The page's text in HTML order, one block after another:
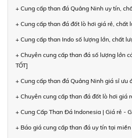
+ Cung cấp than đá Quảng Ninh uy tín,
+ Cung cấp than đá đốt lò hơi giá rẻ, chất
+ Cung cấp than Indo số lượng lớn, chất
+ Chuyên cung cấp than đá số lượng lớn
TỐT]
+ Cung cấp than đá Quảng Ninh giá sỉ ưu
+ Chuyên cung cấp than đá đốt lò hơi giá
+ Cung Cấp Than Đá Indonesia | Giá rẻ -
+ Báo giá cung cấp than đá uy tín tại